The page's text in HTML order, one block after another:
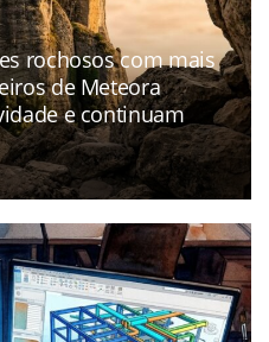
rochosos com mais
de Meteora
e continuam